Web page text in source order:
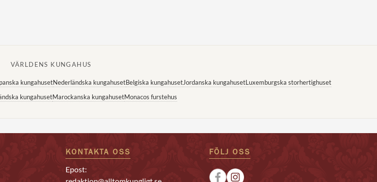
VÄRLDENS KUNGAHUS
kungahusetNederländska kungahusetBelgiska kungahusetJordanska kungahusetLuxemburgska storhertighuset
kungahusetMarockanska kungahusetMonacos furstehus
KONTAKTA OSS
Epost:
FÖLJ OSS